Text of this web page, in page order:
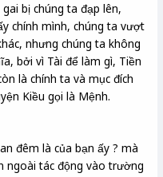
bị chúng ta đạp lên,
chính mình, chúng ta vượt
nhưng chúng ta không
bởi vì Tài để làm gì, Tiền
là chính ta và mục đích
Kiều gọi là Mệnh.
đêm là của bạn ấy ? mà
ngoài tác động vào trường